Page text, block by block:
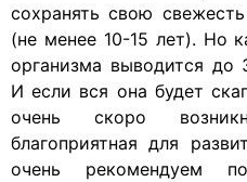
сохранять свою
(не менее 10-15 лет). Но
организма выводится до
И если вся она будет
очень скоро
благоприятная для
очень рекомендуем